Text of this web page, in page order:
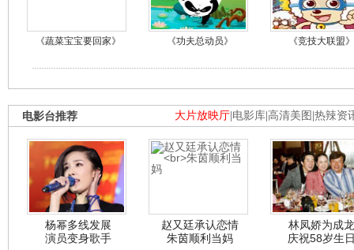
《蔬菜宝宝要回家》 《功夫总动员》 《竞技大联盟》
大片放映厅 电影库 高清美图 热辣资
电影台推荐
杨幂多线发展
演员变身歌手
赵又廷承认恋情
朱茵顺利当妈
林凤娇为成龙
庆祝58岁生